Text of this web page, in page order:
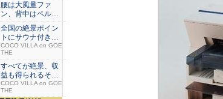
腰は大風量ファ
ン、背中はペルチ
ェ冷却。ダ...
全国の絶景ポイン
トにサウナ付きの
シェア別...
COCO VILLA on GOE
THE
すべてが絶景、収
益も得られるその
仕組みと...
COCO VILLA on GOE
THE